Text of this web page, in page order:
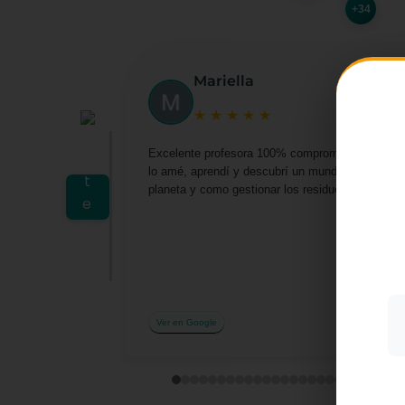
a
su
+34
Mariella
★ ★ ★ ★ ★
Excelente profesora 100% comprometida por
lo amé, aprendí y descubrí un mundo lleno de
planeta y como gestionar los residuos desde
Ver en Google